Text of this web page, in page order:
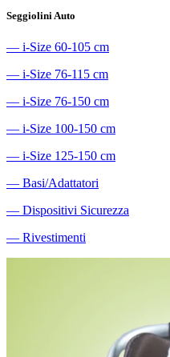
Seggiolini Auto
― i-Size 60-105 cm
― i-Size 76-115 cm
― i-Size 76-150 cm
― i-Size 100-150 cm
― i-Size 125-150 cm
― Basi/Adattatori
― Dispositivi Sicurezza
― Rivestimenti